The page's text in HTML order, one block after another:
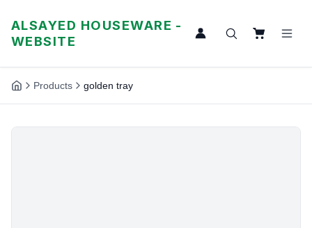
ALSAYED HOUSEWARE -
WEBSITE
Products golden tray